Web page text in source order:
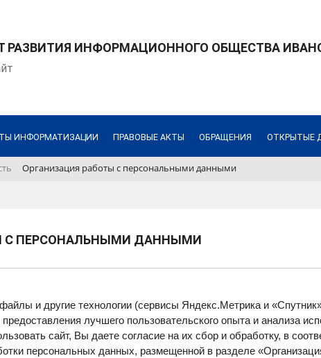
РАЗВИТИЯ ИНФОРМАЦИОННОГО ОБЩЕСТВА
ИНФОРМАТИЗАЦИИ ПРАВОВЫЕ АКТЫ ОБРАЩЕНИЯ ОТКРЫТЫЕ
Организация работы с персональными данными
С ПЕРСОНАЛЬНЫМИ ДАННЫМИ
и другие технологии (сервисы Яндекс.Метрика и
лучшего пользовательского опыта и анализа
сайт, Вы даете согласие на их сбор и обработку, в
персональных данных, размещенной в разделе